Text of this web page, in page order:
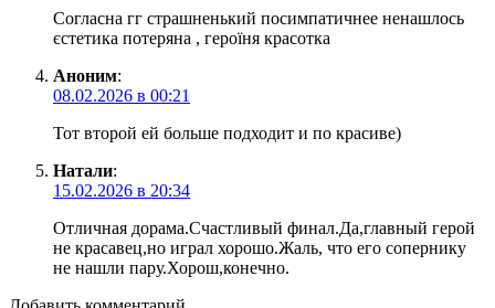
Согласна гг страшненький посимпатичнее ненашлось
єстетика потеряна , героїня красотка
Аноним:
08.02.2026 в 00:21
Тот второй ей больше подходит и по красиве)
Натали:
15.02.2026 в 20:34
Отличная дорама.Счастливый финал.Да,главный герой
не красавец,но играл хорошо.Жаль, что его сопернику
не нашли пару.Хорош,конечно.